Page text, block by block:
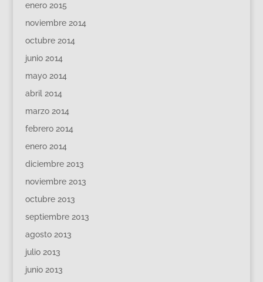
enero 2015
noviembre 2014
octubre 2014
junio 2014
mayo 2014
abril 2014
marzo 2014
febrero 2014
enero 2014
diciembre 2013
noviembre 2013
octubre 2013
septiembre 2013
agosto 2013
julio 2013
junio 2013